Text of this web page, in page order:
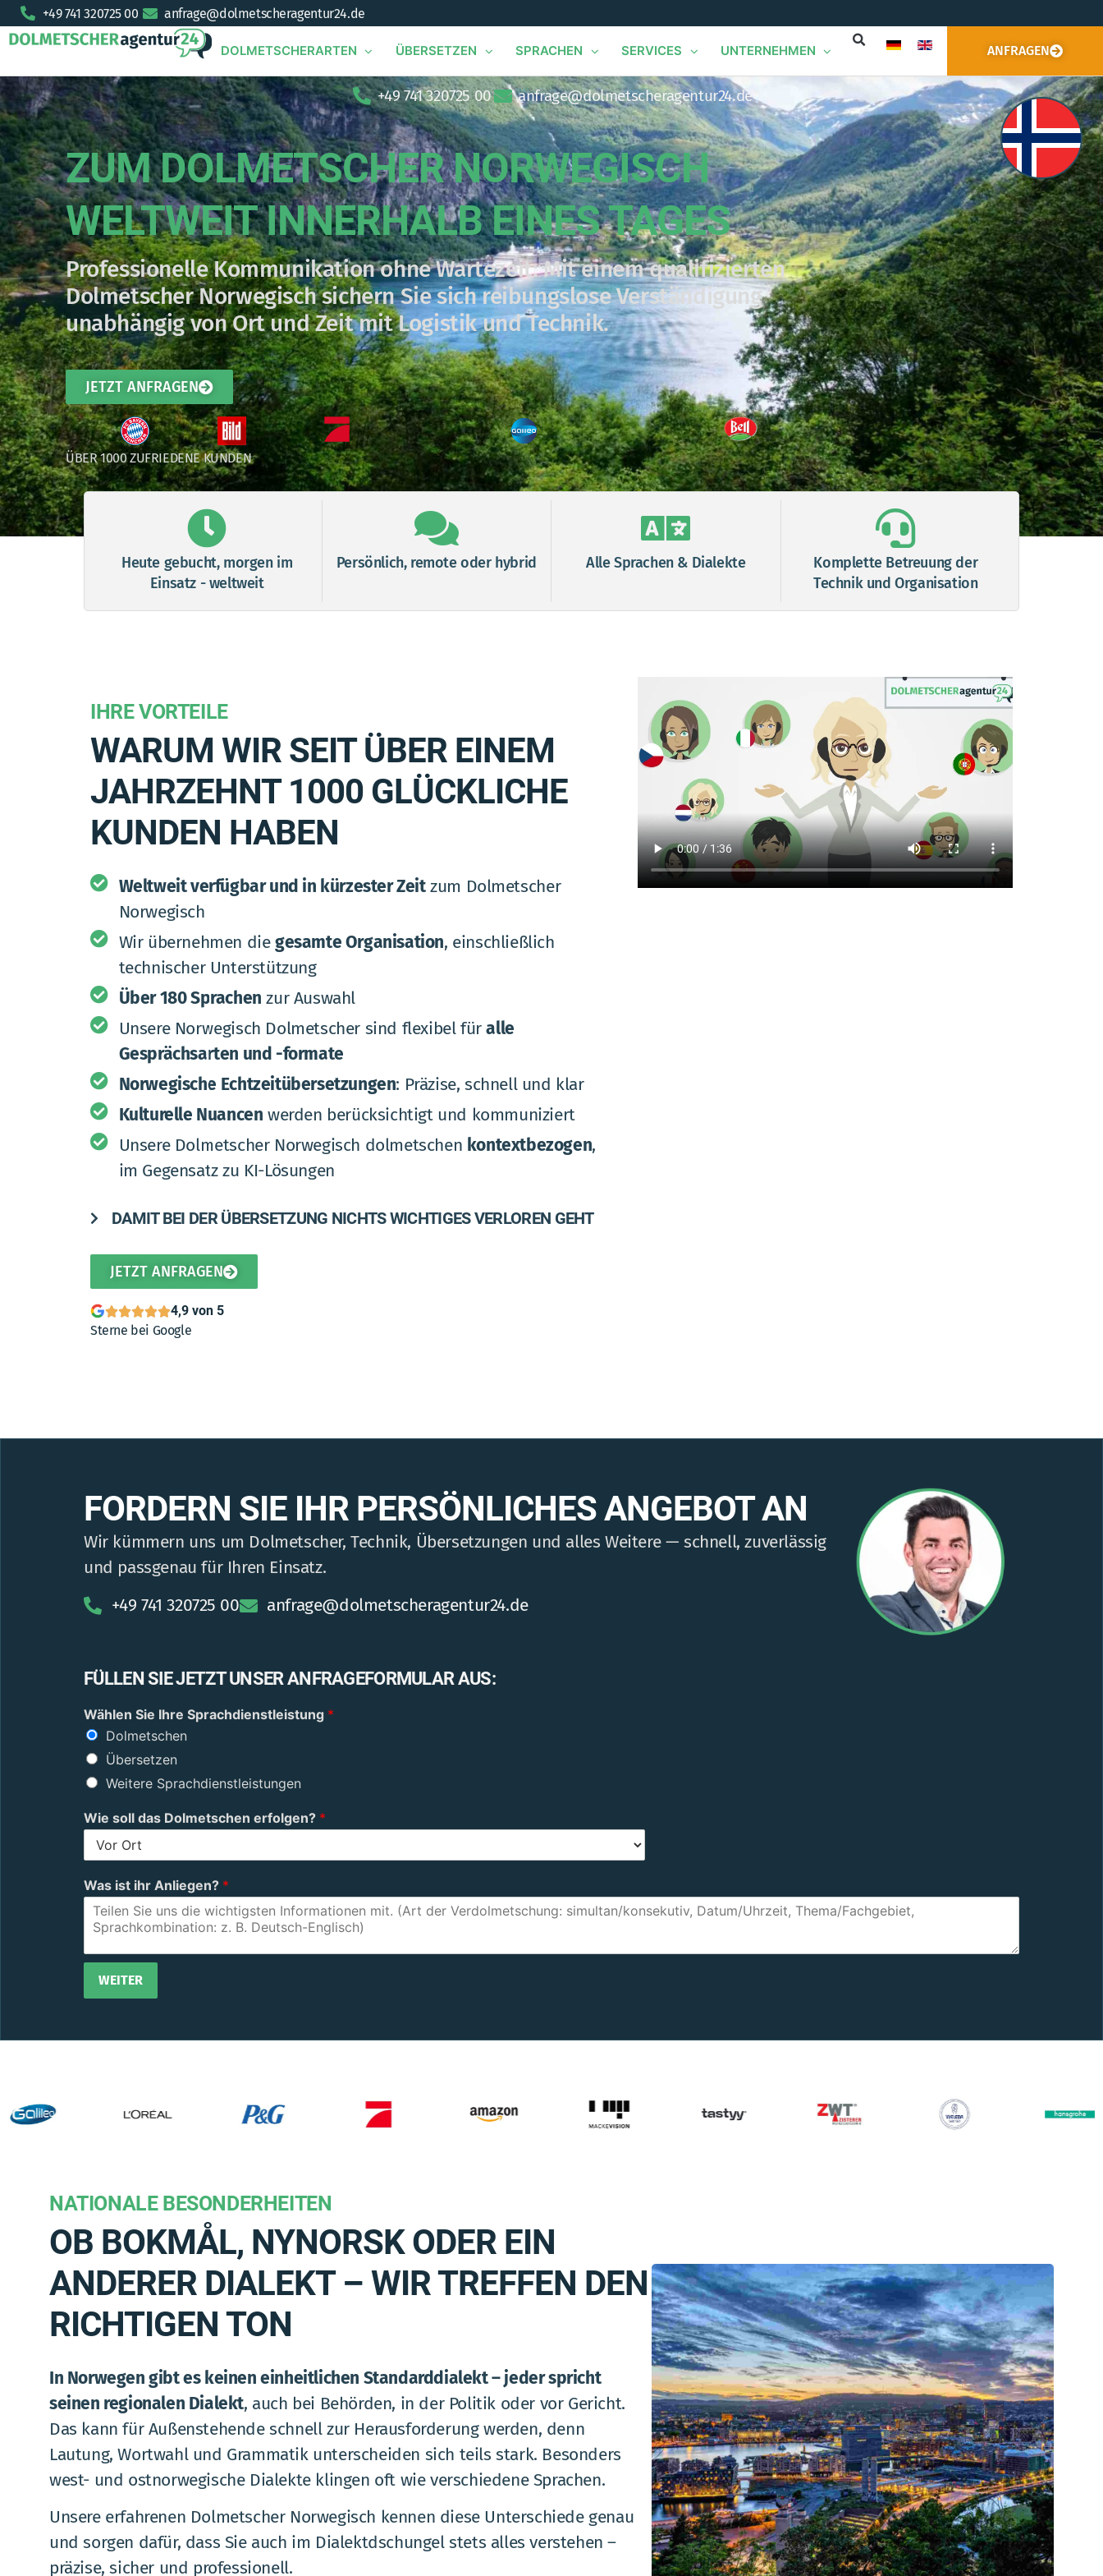
+49 741 320725 00 anfrage@dolmetscheragentur24.de
DOLMETSCHERARTEN ÜBERSETZEN SPRACHEN SERVICES UNTERNEHMEN ANFRAGEN
ZUM DOLMETSCHER NORWEGISCH
WELTWEIT INNERHALB EINES TAGES
Professionelle Kommunikation ohne Wartezeit: Mit einem qualifizierten
Dolmetscher Norwegisch sichern Sie sich reibungslose Verständigung
unabhängig von Ort und Zeit mit Logistik und Technik.
JETZT ANFRAGEN
ÜBER 1000 ZUFRIEDENE KUNDEN
+49 741 320725 00​ anfrage@dolmetscheragentur24.de
Heute gebucht, morgen im
Einsatz - weltweit
Persönlich, remote oder hybrid Alle Sprachen & Dialekte
Komplette Betreuung der
Technik und Organisation
IHRE VORTEILE
WARUM WIR SEIT ÜBER EINEM
JAHRZEHNT 1000 GLÜCKLICHE
KUNDEN HABEN
Weltweit verfügbar und in kürzester Zeitzum Dolmetscher
Norwegisch
Wir übernehmen diegesamte Organisation, einschließlich
technischer Unterstützung
Über 180 Sprachen zur Auswahl
Unsere Norwegisch Dolmetscher sind flexibel füralle
Gesprächsarten und -formate
Norwegische Echtzeitübersetzungen: Präzise, schnell und klar
Kulturelle Nuancen werden berücksichtigt und kommuniziert
Unsere Dolmetscher Norwegisch dolmetschen kontextbezogen,
im Gegensatz zu KI-Lösungen
DAMIT BEI DER ÜBERSETZUNG NICHTS WICHTIGES VERLOREN GEHT
JETZT ANFRAGEN
4,9 von 5
Sterne bei Google
FORDERN SIE IHR PERSÖNLICHES ANGEBOT AN
Wir kümmern uns um Dolmetscher, Technik, Übersetzungen und alles Weitere — schnell, zuverlässig
und passgenau für Ihren Einsatz.
+49 741 320725 00
anfrage@dolmetscheragentur24.de
FÜLLEN SIE JETZT UNSER ANFRAGEFORMULAR AUS:
W
a
s
w
r
e
i
e
Wählen Sie Ihre Sprachdienstleistung *
Dolmetschen
Übersetzen
Weitere Sprachdienstleistungen
Wie soll das Dolmetschen erfolgen? *
Was ist ihr Anliegen? *
WEITER
NATIONALE BESONDERHEITEN
OB BOKMÅL, NYNORSK ODER EIN
ANDERER DIALEKT – WIR TREFFEN DEN
RICHTIGEN TON
In Norwegen gibt es keinen einheitlichen Standarddialekt – jeder spricht
seinen regionalen Dialekt, auch bei Behörden, in der Politik oder vor Gericht.
Das kann für Außenstehende schnell zur Herausforderung werden, denn
Lautung, Wortwahl und Grammatik unterscheiden sich teils stark. Besonders
west- und ostnorwegische Dialekte klingen oft wie verschiedene Sprachen.
Unsere erfahrenen Dolmetscher Norwegisch kennen diese Unterschiede genau
und sorgen dafür, dass Sie auch im Dialektdschungel stets alles verstehen –
präzise, sicher und professionell.